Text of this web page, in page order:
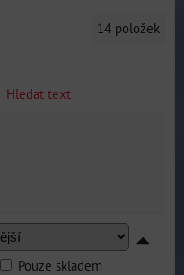
14 položek
Hledat text
Pouze skladem